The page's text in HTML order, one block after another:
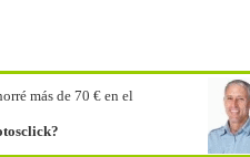
más de 70 € en el